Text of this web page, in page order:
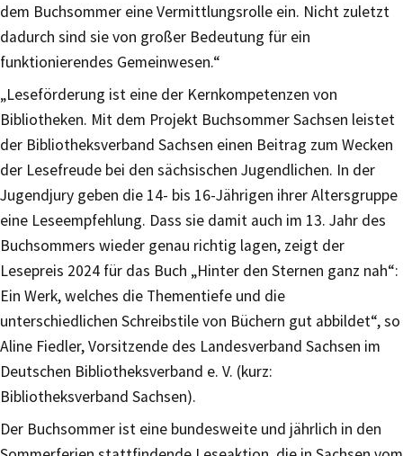
dem Buchsommer eine Vermittlungsrolle ein. Nicht zuletzt
dadurch sind sie von großer Bedeutung für ein
funktionierendes Gemeinwesen.“
„Leseförderung ist eine der Kernkompetenzen von
Bibliotheken. Mit dem Projekt Buchsommer Sachsen leistet
der Bibliotheksverband Sachsen einen Beitrag zum Wecken
der Lesefreude bei den sächsischen Jugendlichen. In der
Jugendjury geben die 14- bis 16-Jährigen ihrer Altersgruppe
eine Leseempfehlung. Dass sie damit auch im 13. Jahr des
Buchsommers wieder genau richtig lagen, zeigt der
Lesepreis 2024 für das Buch „Hinter den Sternen ganz nah“:
Ein Werk, welches die Thementiefe und die
unterschiedlichen Schreibstile von Büchern gut abbildet“, so
Aline Fiedler, Vorsitzende des Landesverband Sachsen im
Deutschen Bibliotheksverband e. V. (kurz:
Bibliotheksverband Sachsen).
Der Buchsommer ist eine bundesweite und jährlich in den